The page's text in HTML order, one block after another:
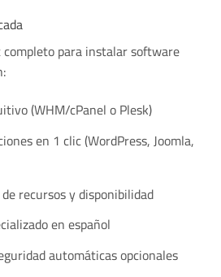
completo para instalar software
(WHM/cPanel o Plesk)
en 1 clic (WordPress, Joomla,
recursos y disponibilidad
en español
automáticas opcionales